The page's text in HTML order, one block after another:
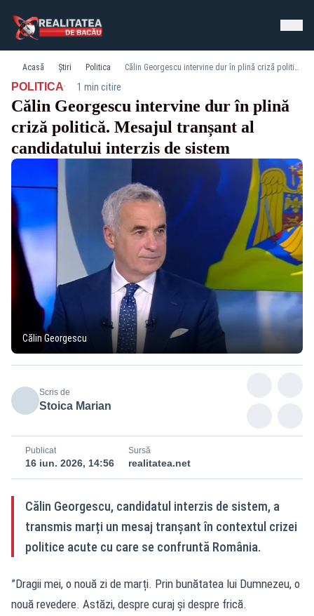
Acasă Știri Politica Călin Georgescu intervine dur în plină criză politică. Mesajul tranșant al candidatului interzis de sistem
POLITICA· 1 min citire
Călin Georgescu intervine dur în plină
criză politică. Mesajul tranșant al
candidatului interzis de sistem
Călin Georgescu
Scris de
Stoica Marian
Publicat
16 iun. 2026, 14:56
Sursă
realitatea.net
Călin Georgescu, candidatul interzis de sistem, a
transmis marți un mesaj tranșant în contextul crizei
politice acute cu care se confruntă România.
”Dragii mei, o nouă zi de marți. Prin bunătatea lui Dumnezeu, o
nouă revedere. Astăzi, despre curaj și despre frică.